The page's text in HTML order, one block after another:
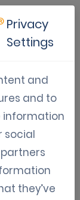
marketing
de
plataforma
y
Privacy
Settings
and
and to
information
social
they’ve